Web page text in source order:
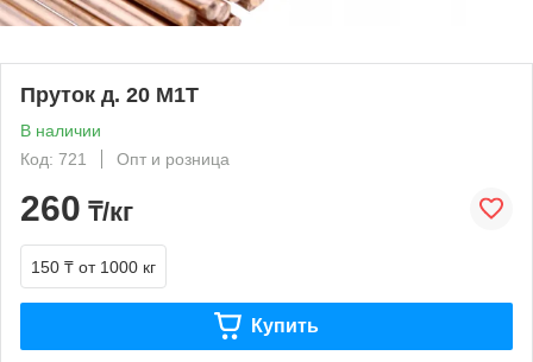
Пруток д. 20 М1Т
В наличии
Код: 721
Опт и розница
260 ₸/кг
150 ₸ от 1000 кг
Купить